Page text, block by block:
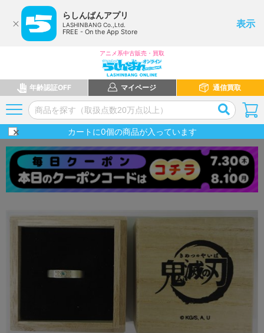
らしんばんアプリ
LASHINBANG Co.,Ltd.
FREE - On the App Store
表示
アニメ系中古販売・買取
年齢認証OFF マイページ 通信買取
カートに0個の商品が入っています